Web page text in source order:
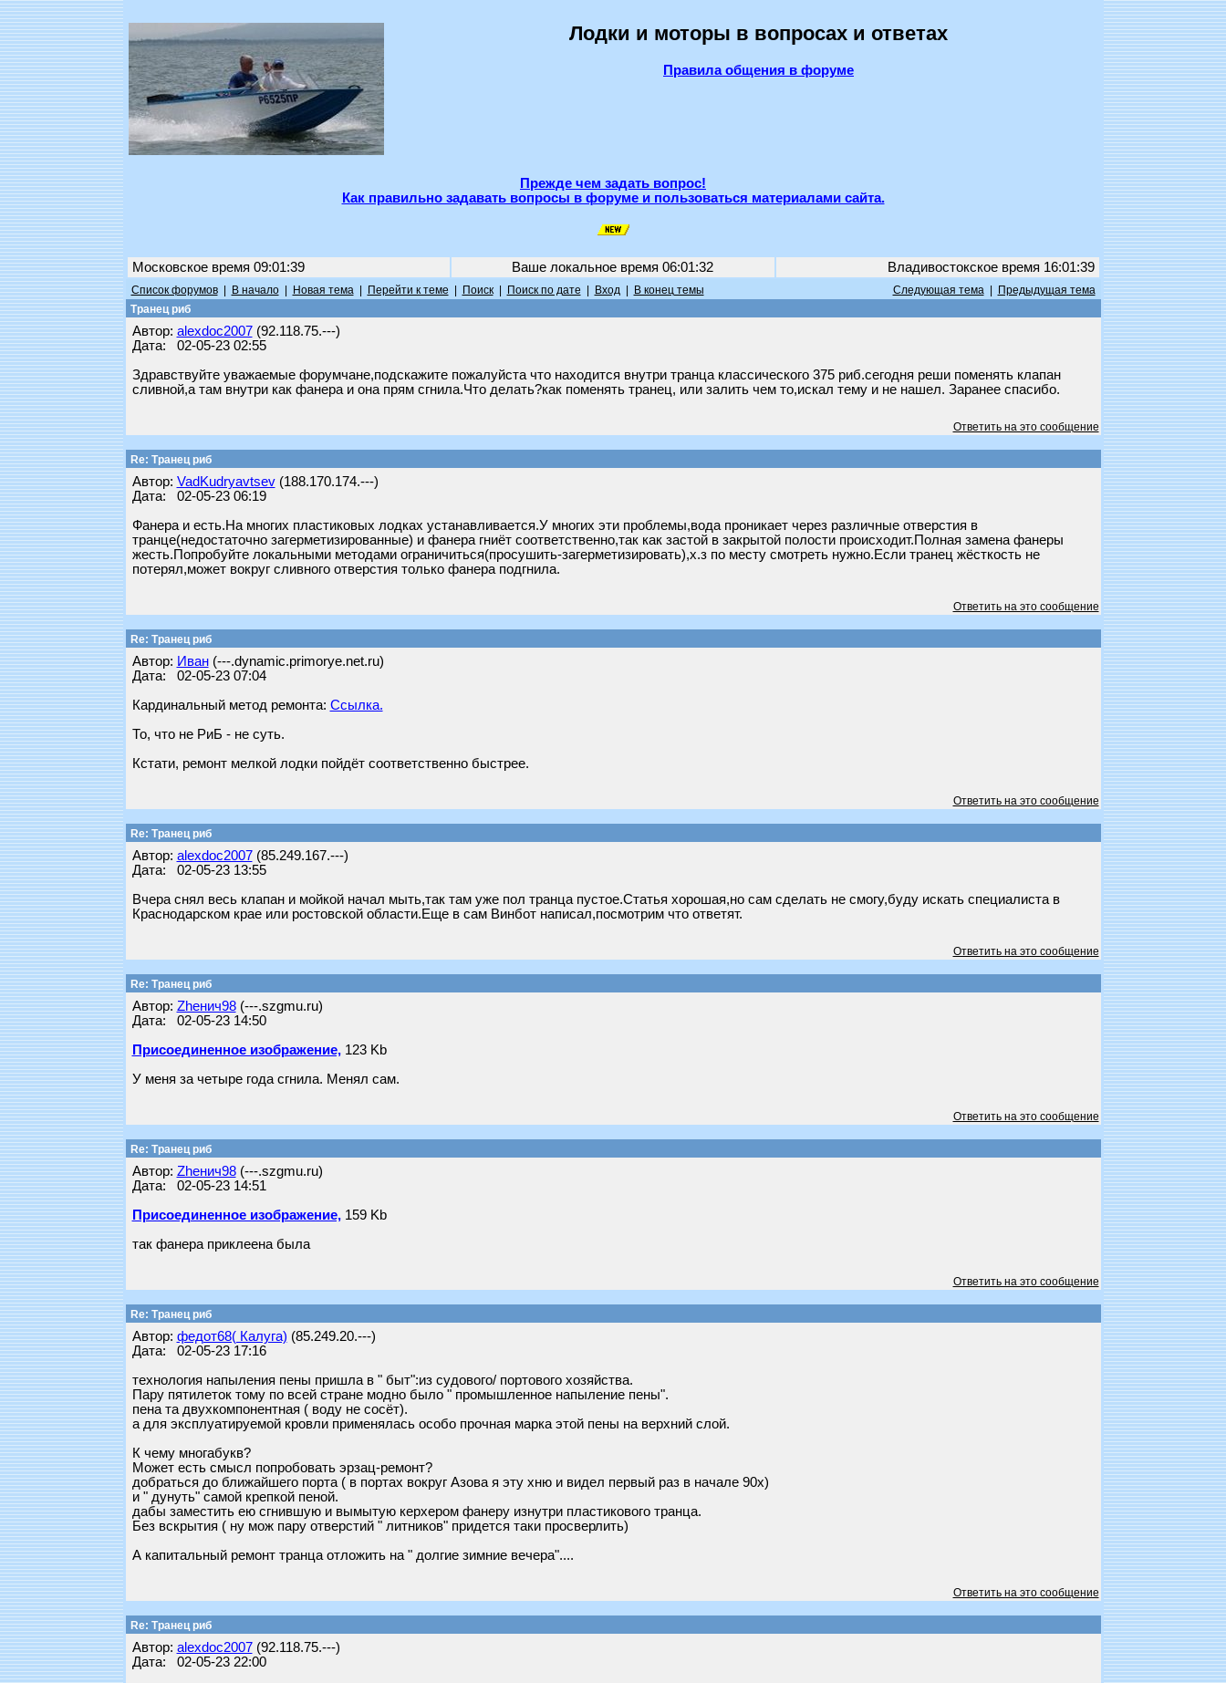
Лодки и моторы в вопросах и ответах
Правила общения в форуме
Прежде чем задать вопрос!
Как правильно задавать вопросы в форуме и пользоваться материалами сайта.
Московское время 09:01:39 Ваше локальное время 06:01:32 Владивостокское время 16:01:39
Список форумов| В начало| Новая тема| Перейти к теме Поиск| Поиск по дате Вход| В конец темы Следующая тема|
Предыдущая тема
Транец риб
Автор: alexdoc2007(92.118.75.---)
Дата: 02-05-23 02:55
Здравствуйте уважаемые форумчане,подскажите пожалуйста что находится внутри транца классического 375 риб.сегодня реши поменять клапан
сливной,а там внутри как фанера и она прям сгнила.Что делать?как поменять транец, или залить чем то,искал тему и не нашел. Заранее спасибо.
Ответить на это сообщение
Re: Транец риб
Автор: VadKudryavtsev(188.170.174.---)
Дата: 02-05-23 06:19
Фанера и есть.На многих пластиковых лодках устанавливается.У многих эти проблемы,вода проникает через различные отверстия в
транце(недостаточно загерметизированные) и фанера гниёт соответственно,так как застой в закрытой полости происходит.Полная замена фанеры
жесть.Попробуйте локальными методами ограничиться(просушить-загерметизировать),х.з по месту смотреть нужно.Если транец жёсткость не
потерял,может вокруг сливного отверстия только фанера подгнила.
Ответить на это сообщение
Re: Транец риб
Автор: Иван(---.dynamic.primorye.net.ru)
Дата: 02-05-23 07:04
Кардинальный метод ремонта: Ссылка.
То, что не РиБ - не суть.
Кстати, ремонт мелкой лодки пойдёт соответственно быстрее.
Ответить на это сообщение
Re: Транец риб
Автор: alexdoc2007(85.249.167.---)
Дата: 02-05-23 13:55
Вчера снял весь клапан и мойкой начал мыть,так там уже пол транца пустое.Статья хорошая,но сам сделать не смогу,буду искать специалиста в
Краснодарском крае или ростовской области.Еще в сам Винбот написал,посмотрим что ответят.
Ответить на это сообщение
Re: Транец риб
Автор: Zhенич98(---.szgmu.ru)
Дата: 02-05-23 14:50
Присоединенное изображение,123 Kb
У меня за четыре года сгнила. Менял сам.
Ответить на это сообщение
Re: Транец риб
Автор: Zhенич98(---.szgmu.ru)
Дата: 02-05-23 14:51
Присоединенное изображение,159 Kb
так фанера приклеена была
Ответить на это сообщение
Re: Транец риб
Автор: федот68( Калуга) (85.249.20.---)
Дата: 02-05-23 17:16
технология напыления пены пришла в " быт":из судового/ портового хозяйства.
Пару пятилеток тому по всей стране модно было " промышленное напыление пены".
пена та двухкомпонентная ( воду не сосёт).
а для эксплуатируемой кровли применялась особо прочная марка этой пены на верхний слой.
К чему многабукв?
Может есть смысл попробовать эрзац-ремонт?
добраться до ближайшего порта ( в портах вокруг Азова я эту хню и видел первый раз в начале 90х)
и " дунуть" самой крепкой пеной.
дабы заместить ею сгнившую и вымытую керхером фанеру изнутри пластикового транца.
Без вскрытия ( ну мож пару отверстий " литников" придется таки просверлить)
А капитальный ремонт транца отложить на " долгие зимние вечера"....
Ответить на это сообщение
Re: Транец риб
Автор: alexdoc2007(92.118.75.---)
Дата: 02-05-23 22:00